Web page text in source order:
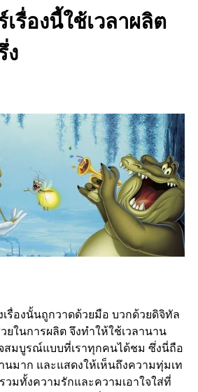
รื่องนี้ใช้เวลาผลิต
ง
รื่องนั้นถูกวาดด้วยมือ บวกด้วยดิจิทัล
ยในการผลิต จึงทำให้ใช้เวลานาน
จสมบูรณ์แบบที่เราทุกคนได้ชม ซึ่งนี่ถือ
นมาก และแสดงให้เห็นถึงความทุ่มเท
วมทั้งความรักและความเอาใจใส่ที่